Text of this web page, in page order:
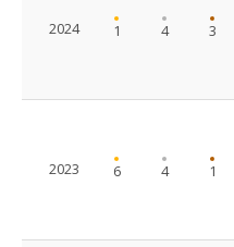
2024 1 4 3
2023 6 4 1